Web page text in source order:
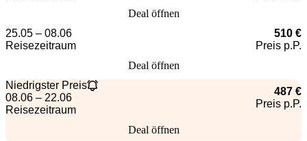
Deal öffnen
25.05 – 08.06
Reisezeitraum
510 €
Preis p.P.
Deal öffnen
Niedrigster Preis
08.06 – 22.06
Reisezeitraum
487 €
Preis p.P.
Deal öffnen